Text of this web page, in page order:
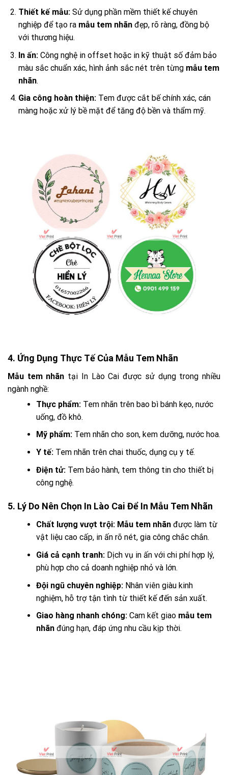
Thiết kế mẫu:Sử dụng phần mềm thiết kế chuyên
nghiệp để tạo ra mẫu tem nhãnđẹp, rõ ràng, đồng bộ
với thương hiệu.
In ấn:Công nghệ in offset hoặc in kỹ thuật số đảm bảo
màu sắc chuẩn xác, hình ảnh sắc nét trên từng mẫu tem
nhãn.
Gia công hoàn thiện:Tem được cắt bế chính xác, cán
màng hoặc xử lý bề mặt để tăng độ bền và thẩm mỹ.
4. Ứng Dụng Thực Tế Của Mẫu Tem Nhãn
Mẫu tem nhãn tại In Lào Cai được sử dụng trong nhiều
ngành nghề:
Thực phẩm:Tem nhãn trên bao bì bánh kẹo, nước
uống, đồ khô.
Mỹ phẩm:Tem nhãn cho son, kem dưỡng, nước hoa.
Y tế:Tem nhãn trên chai thuốc, dụng cụ y tế.
Điện tử:Tem bảo hành, tem thông tin cho thiết bị
công nghệ.
5. Lý Do Nên Chọn In Lào Cai Để In Mẫu Tem Nhãn
Chất lượng vượt trội: Mẫu tem nhãnđược làm từ
vật liệu cao cấp, in ấn rõ nét, gia công chắc chắn.
Giá cả cạnh tranh:Dịch vụ in ấn với chi phí hợp lý,
phù hợp cho cả doanh nghiệp nhỏ và lớn.
Đội ngũ chuyên nghiệp:Nhân viên giàu kinh
nghiệm, hỗ trợ tận tình từ thiết kế đến sản xuất.
Giao hàng nhanh chóng:Cam kết giao mẫu tem
nhãnđúng hạn, đáp ứng nhu cầu kịp thời.